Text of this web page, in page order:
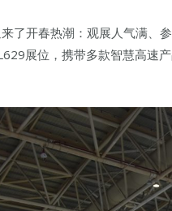
了开春热潮：观展人气满、
展位，携带多款智慧高速